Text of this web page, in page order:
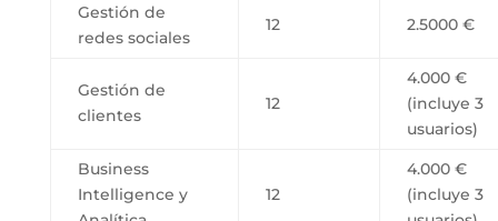
Gestión de
redes sociales
12 2.5000 €
Gestión de
clientes
12
4.000 €
(incluye 3
usuarios)
Business
Intelligence y
12
4.000 €
(incluye 3